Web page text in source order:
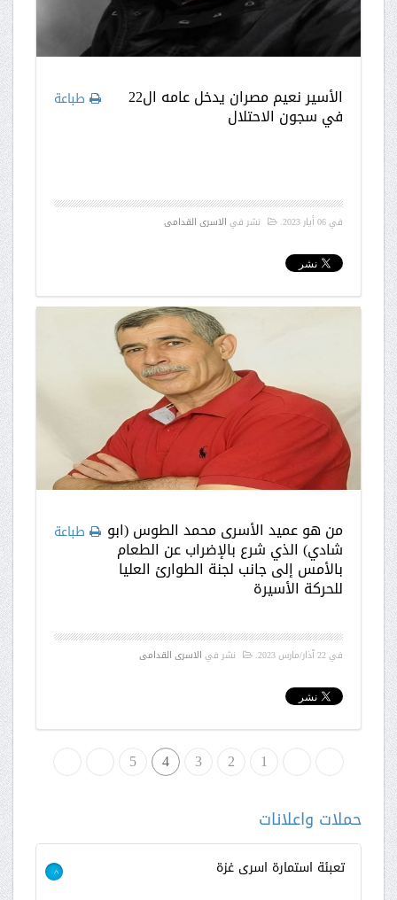
طباعة الأسير نعيم مصران يدخل عامه ال22
في سجون الاحتلال
في06 أيار 2023 . نشر في الاسرى القدامى
طباعة من هو عميد الأسرى محمد الطوس (ابو
شادي) الذي شرع بالإضراب عن الطعام
بالأمس إلى جانب لجنة الطوارئ العليا
للحركة الأسيرة
في22 آذار/مارس 2023 . نشر في الاسرى القدامى
البداية 1
2
3
4
5
» النهاية
حملات واعلانات
تعبئة استمارة اسرى غزة >